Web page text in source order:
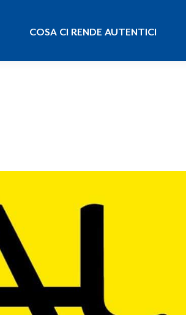
COSA CI RENDE AUTENTICI